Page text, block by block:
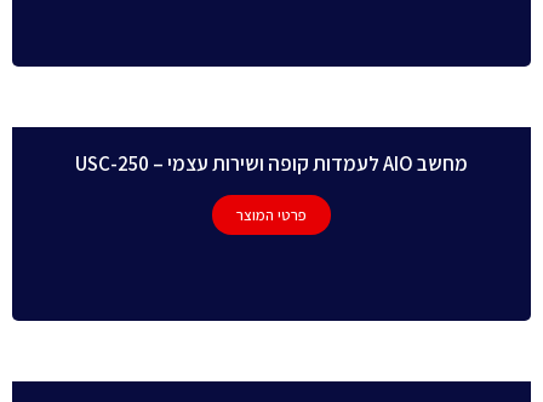
מחשב AIO לעמדות קופה ושירות עצמי – USC-250
פרטי המוצר